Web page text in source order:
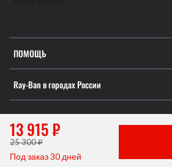
13 915 ₽
25 300 ₽
Под заказ 30 дней
ПОМОЩЬ
Ray-Ban в городах России
Информация не является публичной
определяется положениями Статьи